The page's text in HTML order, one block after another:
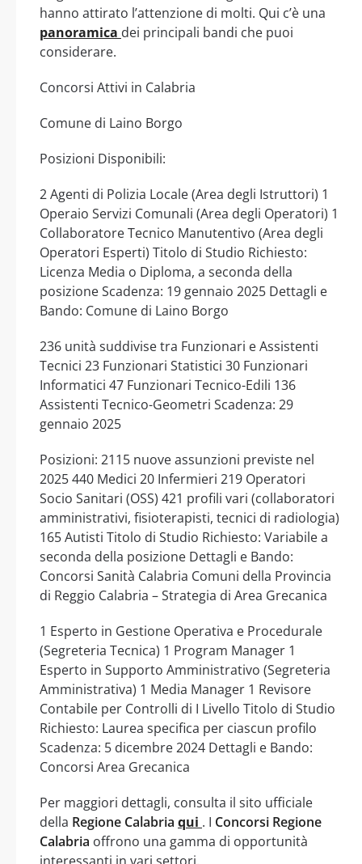
hanno attirato l’attenzione di molti. Qui c’è una
panoramica dei principali bandi che puoi
considerare.
Concorsi Attivi in Calabria
Comune di Laino Borgo
Posizioni Disponibili:
2 Agenti di Polizia Locale (Area degli Istruttori) 1
Operaio Servizi Comunali (Area degli Operatori) 1
Collaboratore Tecnico Manutentivo (Area degli
Operatori Esperti) Titolo di Studio Richiesto:
Licenza Media o Diploma, a seconda della
posizione Scadenza: 19 gennaio 2025 Dettagli e
Bando: Comune di Laino Borgo
236 unità suddivise tra Funzionari e Assistenti
Tecnici 23 Funzionari Statistici 30 Funzionari
Informatici 47 Funzionari Tecnico-Edili 136
Assistenti Tecnico-Geometri Scadenza: 29
gennaio 2025
Posizioni: 2115 nuove assunzioni previste nel
2025 440 Medici 20 Infermieri 219 Operatori
Socio Sanitari (OSS) 421 profili vari (collaboratori
amministrativi, fisioterapisti, tecnici di radiologia)
165 Autisti Titolo di Studio Richiesto: Variabile a
seconda della posizione Dettagli e Bando:
Concorsi Sanità Calabria Comuni della Provincia
di Reggio Calabria – Strategia di Area Grecanica
1 Esperto in Gestione Operativa e Procedurale
(Segreteria Tecnica) 1 Program Manager 1
Esperto in Supporto Amministrativo (Segreteria
Amministrativa) 1 Media Manager 1 Revisore
Contabile per Controlli di I Livello Titolo di Studio
Richiesto: Laurea specifica per ciascun profilo
Scadenza: 5 dicembre 2024 Dettagli e Bando:
Concorsi Area Grecanica
Per maggiori dettagli, consulta il sito ufficiale
della Regione Calabria qui . I Concorsi Regione
Calabria offrono una gamma di opportunità